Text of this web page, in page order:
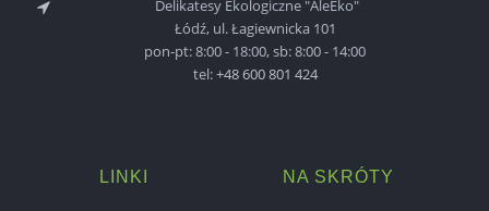
Delikatesy Ekologiczne "AleEko"
Łódź, ul. Łagiewnicka 101
pon-pt: 8:00 - 18:00, sb: 8:00 - 14:00
tel:+48 600 801 424
LINKI NA SKRÓTY